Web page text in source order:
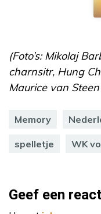
(Foto’s: Mikolaj
charnsitr, Hung
Maurice van
Memory
spelletje WK
Geef een